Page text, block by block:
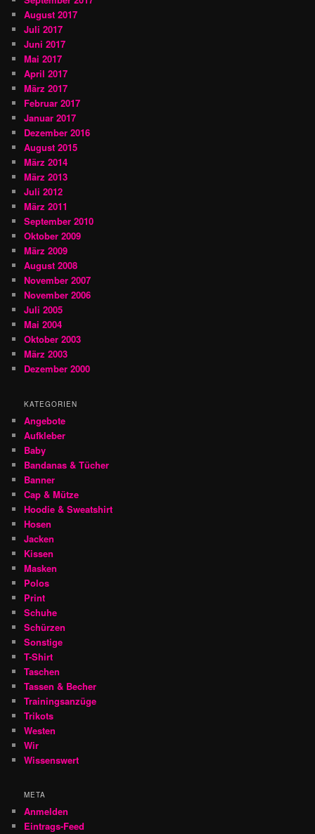
August 2017
Juli 2017
Juni 2017
Mai 2017
April 2017
März 2017
Februar 2017
Januar 2017
Dezember 2016
August 2015
März 2014
März 2013
Juli 2012
März 2011
September 2010
Oktober 2009
März 2009
August 2008
November 2007
November 2006
Juli 2005
Mai 2004
Oktober 2003
März 2003
Dezember 2000
KATEGORIEN
Angebote
Aufkleber
Baby
Bandanas & Tücher
Banner
Cap & Mütze
Hoodie & Sweatshirt
Hosen
Jacken
Kissen
Masken
Polos
Print
Schuhe
Schürzen
Sonstige
T-Shirt
Taschen
Tassen & Becher
Trainingsanzüge
Trikots
Westen
Wir
Wissenswert
META
Anmelden
Eintrags-Feed